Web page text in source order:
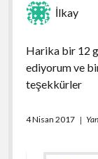
İlkay
Harika bir 12
ediyorum ve
teşekkürler
4 Nisan 2017